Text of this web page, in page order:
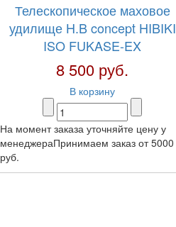
Телескопическое маховое
удилище H.B concept HIBIKI
ISO FUKASE-EX
8 500 руб.
В корзину
На момент заказа уточняйте цену у
менеджераПринимаем заказ от 5000
руб.